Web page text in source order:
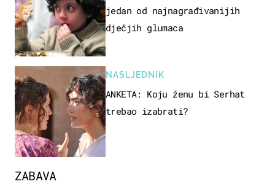
ZABAVA
jedan od najnagrađivanijih
dječjih glumaca
NASLJEDNIK
ANKETA: Koju ženu bi Serhat
trebao izabrati?